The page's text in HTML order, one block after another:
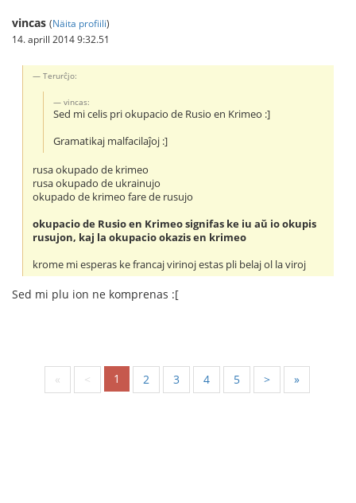
vincas (Näita profiili)
14. aprill 2014 9:32.51
Terurĉjo:
vincas:
Sed mi celis pri okupacio de Rusio en Krimeo :]
Gramatikaj malfacilaĵoj :]
rusa okupado de krimeo
rusa okupado de ukrainujo
okupado de krimeo fare de rusujo
okupacio de Rusio en Krimeo signifas ke iu aŭ io okupis
rusujon, kaj la okupacio okazis en krimeo
krome mi esperas ke francaj virinoj estas pli belaj ol la viroj
Sed mi plu ion ne komprenas :[
« < 1 2 3 4 5 > »